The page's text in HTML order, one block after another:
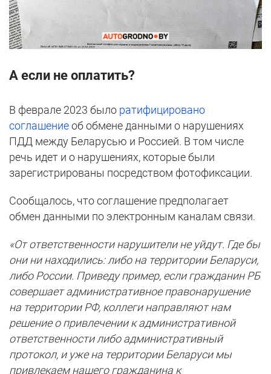
А если не оплатить?
В феврале 2023 было ратифицировано
соглашениеоб обмене данными о нарушениях
ПДД между Беларусью и Россией. В том числе
речь идет и о нарушениях, которые были
зарегистрированы посредством фотофиксации.
Сообщалось, что соглашение предполагает
обмен данными по электронным каналам связи.
«От ответственности нарушители не уйдут. Где бы
они ни находились: либо на территории Беларуси,
либо России. Приведу пример, если гражданин РБ
совершает административное правонарушение
на территории РФ, коллеги направляют нам
решение о привлечении к административной
ответственности либо административный
протокол, и уже на территории Беларуси мы
привлекаем нашего гражданина к